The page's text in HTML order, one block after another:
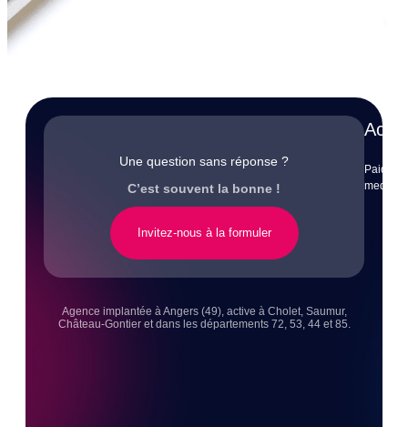
Une question sans réponse ?
C’est souvent la bonne !
Invitez-nous à la formuler
Agence implantée à Angers (49), active à Cholet, Saumur,
Château-Gontier et dans les départements 72, 53, 44 et 85.
Paid
media